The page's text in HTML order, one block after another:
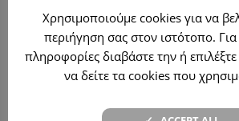
χρώμα
ανθρακί και
κλείσιμο
περιμετρικά με
Χρησιμοποιούμε cookies για να
περιήγηση σας στον ιστότοπο.
πληροφορίες διαβάστε την ή επιλέξτε
να δείτε τα cookies που